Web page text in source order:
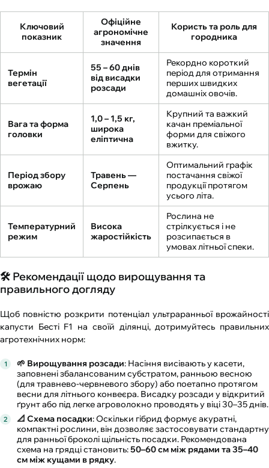
Ключовий
показник
Офіційне
агрономічне
значення
Користь та роль для
городника
Термін
вегетації
55 – 60 днів
від висадки
розсади
Рекордно короткий
період для отримання
перших швидких
домашніх овочів.
Вага та форма
головки
1,0 – 1,5 кг,
широка
еліптична
Крупний та важкий
качан преміальної
форми для свіжого
вжитку.
Період збору
врожаю
Травень —
Серпень
Оптимальний графік
постачання свіжої
продукції протягом
усього літа.
Температурний
режим
Висока
жаростійкість
Рослина не
стрілкується і не
розсипається в
умовах літньої спеки.
🛠️ Рекомендації щодо вирощування та
правильного догляду
Щоб повністю розкрити потенціал ультраранньої врожайності
капусти Бесті F1 на своїй ділянці, дотримуйтесь правильних
агротехнічних норм:
🌱 Вирощування розсади: Насіння висівають у касети,
заповнені збалансованим субстратом, ранньою весною
(для травнево-червневого збору) або поетапно протягом
весни для літнього конвеєра. Висадку розсади у відкритий
ґрунт або під легке агроволокно проводять у віці 30–35 днів.
📐 Схема посадки: Оскільки гібрид формує акуратні,
компактні рослини, він дозволяє застосовувати стандартну
для ранньої броколі щільність посадки. Рекомендована
схема на грядці становить:50–60 см між рядами та 35–40
см між кущами в рядку.